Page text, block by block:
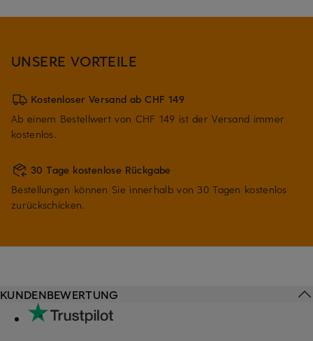
UNSERE VORTEILE
Kostenloser Versand ab CHF 149
Ab einem Bestellwert von CHF 149 ist der Versand immer
kostenlos.
30 Tage kostenlose Rückgabe
Bestellungen können Sie innerhalb von 30 Tagen kostenlos
zurückschicken.
KUNDENBEWERTUNG